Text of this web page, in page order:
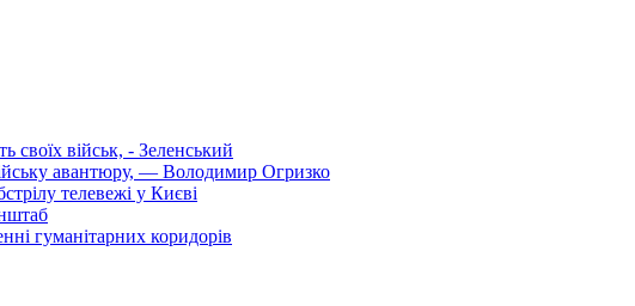
своїх військ, - Зеленський
авантюру, — Володимир Огризко
телевежі у Києві
гуманітарних коридорів